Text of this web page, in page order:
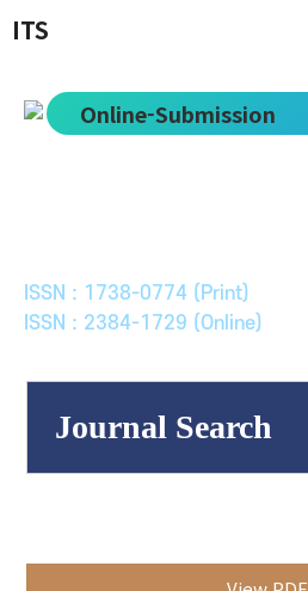
ITS
Online-Submission
ISSN : 1738-0774 (Print)
ISSN : 2384-1729 (Online)
Journal Search